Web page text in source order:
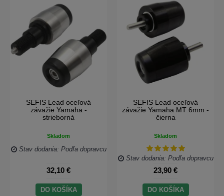
SEFIS Lead oceľová
závažie Yamaha -
strieborná
Skladom
Stav dodania: Podľa dopravcu
32,10 €
DO KOŠÍKA
SEFIS Lead oceľová
závažie Yamaha MT 6mm -
čierna
Skladom
Stav dodania: Podľa dopravcu
23,90 €
DO KOŠÍKA